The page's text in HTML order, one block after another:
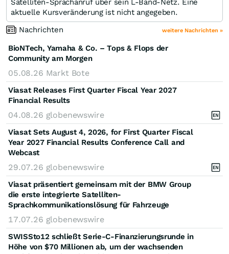
Satelliten-Sprachanruf über sein L-Band-Netz. Eine
aktuelle Kursveränderung ist nicht angegeben.
Nachrichten
weitere Nachrichten »
BioNTech, Yamaha & Co. – Tops & Flops der
Community am Morgen
05.08.26 Markt Bote
Viasat Releases First Quarter Fiscal Year 2027
Financial Results
04.08.26 globenewswire
Viasat Sets August 4, 2026, for First Quarter Fiscal
Year 2027 Financial Results Conference Call and
Webcast
29.07.26 globenewswire
Viasat präsentiert gemeinsam mit der BMW Group
die erste integrierte Satelliten-
Sprachkommunikationslösung für Fahrzeuge
17.07.26 globenewswire
SWISSto12 schließt Serie-C-Finanzierungsrunde in
Höhe von $70 Millionen ab, um der wachsenden